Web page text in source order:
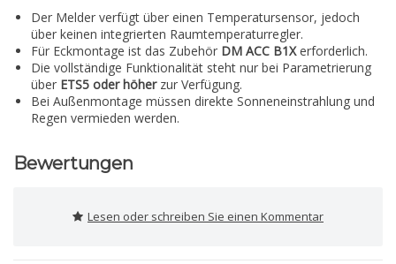
Der Melder verfügt über einen Temperatursensor, jedoch
über keinen integrierten Raumtemperaturregler.
Für Eckmontage ist das Zubehör DM ACC B1Xerforderlich.
Die vollständige Funktionalität steht nur bei Parametrierung
über ETS5 oder höherzur Verfügung.
Bei Außenmontage müssen direkte Sonneneinstrahlung und
Regen vermieden werden.
Bewertungen
Lesen oder schreiben Sie einen Kommentar